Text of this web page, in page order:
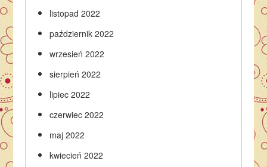
listopad 2022
październik 2022
wrzesień 2022
sierpień 2022
lipiec 2022
czerwiec 2022
maj 2022
kwiecień 2022